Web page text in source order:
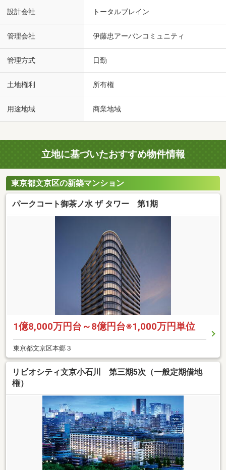
設計会社 トータルブレイン
管理会社 伊藤忠アーバンコミュニティ
管理方式 日勤
土地権利 所有権
用途地域 商業地域
立地に基づいたおすすめ物件情報
東京都文京区の新築マンション
パークコート御茶ノ水 ザ タワー 第1期
1億8,000万円台～8億円台※1,000万円単位
東京都文京区本郷３
リビオシティ文京小石川 第三期5次（一般定期借地
権）